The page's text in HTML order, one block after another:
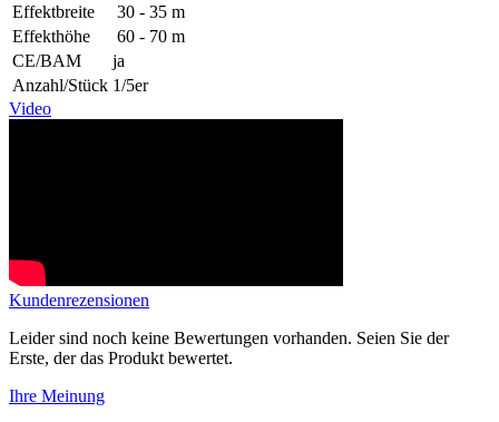
Effektbreite
30 - 35 m
Effekthöhe
60 - 70 m
CE/BAM
ja
Anzahl/Stück 1/5er
Video
Kundenrezensionen
Leider sind noch keine Bewertungen vorhanden. Seien Sie der
Erste, der das Produkt bewertet.
Ihre Meinung